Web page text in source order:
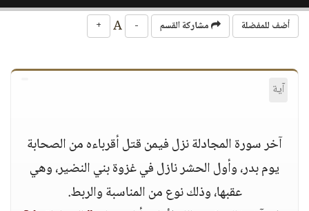
أضف للمفضلة مشاركة القسم -
+
آية
آخر سورة المجادلة نزل فيمن قتل أقرباءه من الصحابة
يوم بدر، وأول الحشر نازل في غزوة بني النضير، وهي
عقبها، وذلك نوع من المناسبة والربط.